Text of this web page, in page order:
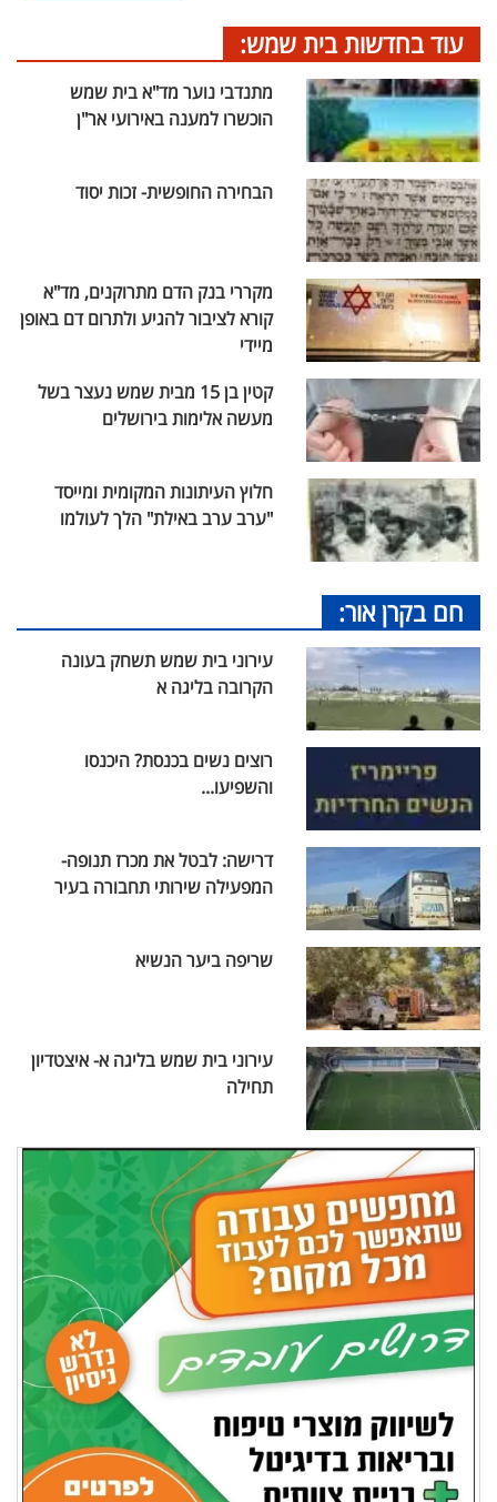
עוד בחדשות בית שמש:
מתנדבי נוער מד"א בית שמש
הוכשרו למענה באירועי אר"ן
הבחירה החופשית- זכות יסוד
מקררי בנק הדם מתרוקנים, מד"א
קורא לציבור להגיע ולתרום דם באופן
מיידי
קטין בן 15 מבית שמש נעצר בשל
מעשה אלימות בירושלים
חלוץ העיתונות המקומית ומייסד
"ערב ערב באילת" הלך לעולמו
חם בקרן אור:
עירוני בית שמש תשחק בעונה
הקרובה בליגה א
רוצים נשים בכנסת? היכנסו
והשפיעו...
דרישה: לבטל את מכרז תנופה-
המפעילה שירותי תחבורה בעיר
שריפה ביער הנשיא
עירוני בית שמש בליגה א- איצטדיון
תחילה